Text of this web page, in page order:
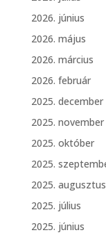
2026. június
2026. május
2026. március
2026. február
2025. december
2025. november
2025. október
2025.
2025. augusztus
2025. július
2025. június